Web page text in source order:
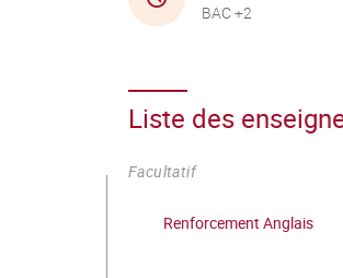
BAC +2
Liste des
Facultatif
Renforcement Anglais